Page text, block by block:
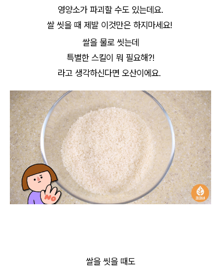
영양소가 파괴할 수도 있는데요.
쌀 씻을 때 제발 이것만은 하지마세요!
쌀을 물로 씻는데
특별한 스킬이 뭐 필요해?!
라고 생각하신다면 오산이에요.
쌀을 씻을 때도